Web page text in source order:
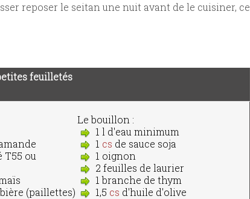
reposer le seitan une nuit avant de le cuisiner, ce
feuilletés
T55 ou
(paillettes)
Le bouillon :
1 l d'eau minimum
1 cs de sauce soja
1 oignon
2 feuilles de laurier
1 branche de thym
1,5 cs d'huile d'olive